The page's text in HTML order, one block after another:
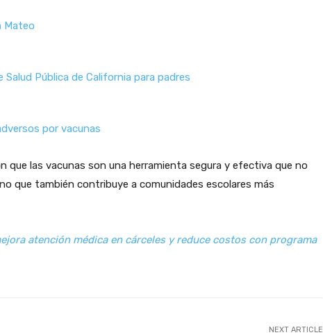
Mateo
Pública de California para padres
por vacunas
que las vacunas son una herramienta segura y efectiva que no
que también contribuye a comunidades escolares más
atención médica en cárceles y reduce costos con programa
NEXT ARTICLE